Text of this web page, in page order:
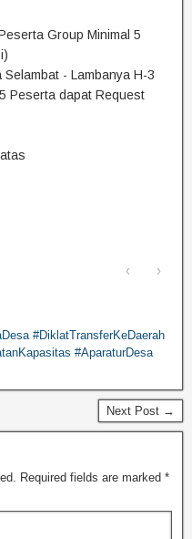
Group Minimal 5
- Lambanya H-3
Peserta dapat Request
‹ ›
#DiklatTransferKeDaerah
#AparaturDesa
Next Post →
Required fields are marked *